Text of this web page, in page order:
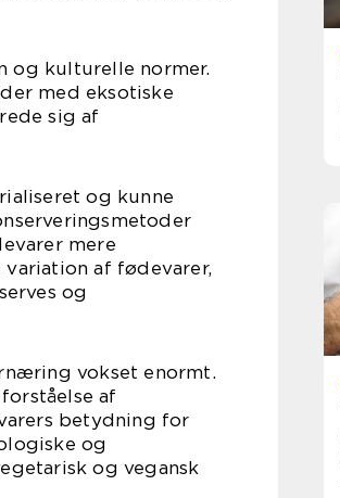
og kulturelle normer.
med eksotiske
sig af
og kunne
mere
af fødevarer,
og
vokset enormt.
af
betydning for
og
og vegansk